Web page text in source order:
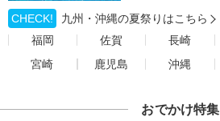
CHECK!
九州・沖縄の夏祭りはこちら
福岡
佐賀 長崎
宮崎
鹿児島 沖縄
おでかけ特集